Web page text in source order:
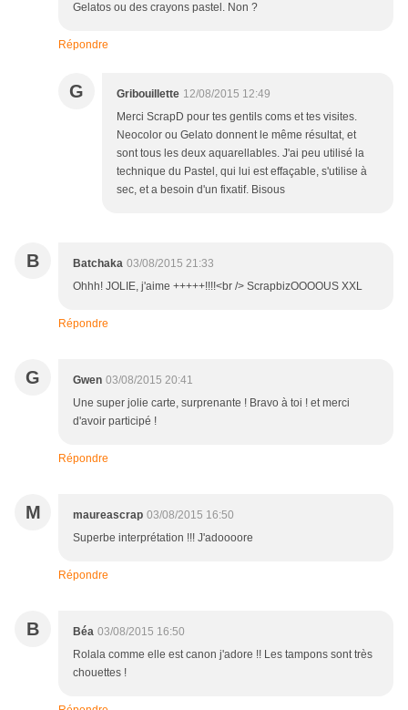
Gelatos ou des crayons pastel. Non ?
Répondre
G Gribouillette 12/08/2015 12:49
Merci ScrapD pour tes gentils coms et tes visites.
Neocolor ou Gelato donnent le même résultat, et
sont tous les deux aquarellables. J'ai peu utilisé la
technique du Pastel, qui lui est effaçable, s'utilise à
sec, et a besoin d'un fixatif. Bisous
B Batchaka 03/08/2015 21:33
Ohhh! JOLIE, j'aime +++++!!!!<br /> ScrapbizOOOOUS XXL
Répondre
G Gwen 03/08/2015 20:41
Une super jolie carte, surprenante ! Bravo à toi ! et merci
d'avoir participé !
Répondre
M maureascrap 03/08/2015 16:50
Superbe interprétation !!! J'adoooore
Répondre
B Béa 03/08/2015 16:50
Rolala comme elle est canon j'adore !! Les tampons sont très
chouettes !